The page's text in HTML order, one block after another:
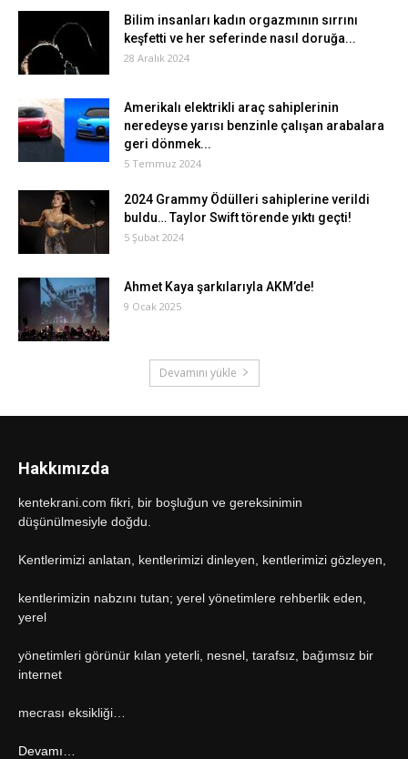
Bilim insanları kadın orgazmının sırrını
keşfetti ve her seferinde nasıl doruğa...
28 Aralık 2024
Amerikalı elektrikli araç sahiplerinin
neredeyse yarısı benzinle çalışan arabalara
geri dönmek...
5 Temmuz 2024
2024 Grammy Ödülleri sahiplerine verildi
buldu… Taylor Swift törende yıktı geçti!
5 Şubat 2024
Ahmet Kaya şarkılarıyla AKM’de!
9 Ocak 2025
Devamını yükle
Hakkımızda
kentekrani.com fikri, bir boşluğun ve gereksinimin
düşünülmesiyle doğdu.
Kentlerimizi anlatan, kentlerimizi dinleyen, kentlerimizi gözleyen,
kentlerimizin nabzını tutan; yerel yönetimlere rehberlik eden,
yerel
yönetimleri görünür kılan yeterli, nesnel, tarafsız, bağımsız bir
internet
mecrası eksikliği…
Devamı…